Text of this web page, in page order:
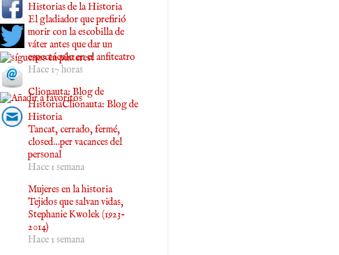
Historias de la Historia
El gladiador que prefirió
morir con la escobilla de
váter antes que dar un
espectáculo en el anfiteatro
Hace 17 horas
Clionauta: Blog de
HistoriaClionauta: Blog de
Historia
Tancat, cerrado, fermé,
closed…per vacances del
personal
Hace 1 semana
Mujeres en la historia
Tejidos que salvan vidas,
Stephanie Kwolek (1923-
2014)
Hace 1 semana